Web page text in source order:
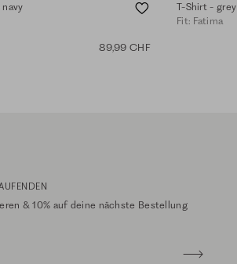
89,99 CHF
T-Shirt -
Fit: Fatima
& 10% auf deine nächste Bestellung